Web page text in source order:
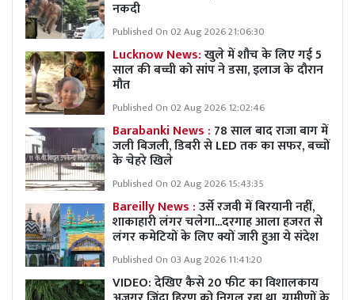
नकदी
Published On 02 Aug 2026 21:06:30
Lucknow News:खुले में शौच के लिए गई 5
साल की बच्ची को सांप ने डसा, इलाज के दौरान
मौत
Published On 02 Aug 2026 12:02:46
Barabanki News : 78 साल बाद राजा बाग में
जली बिजली, डिबरी से LED तक का सफर, बच्चों
के चेहरे खिले
Published On 02 Aug 2026 15:43:35
Bareilly News :उर्से रजवी में बिरयानी नहीं,
शाकाहारी लंगर चलेगा...दरगाह आला हजरत से
लंगर कमेटियों के लिए क्यों जारी हुआ ये संदेश
Published On 03 Aug 2026 11:41:20
VIDEO: देखिए कैसे 20 फीट का विशालकाय